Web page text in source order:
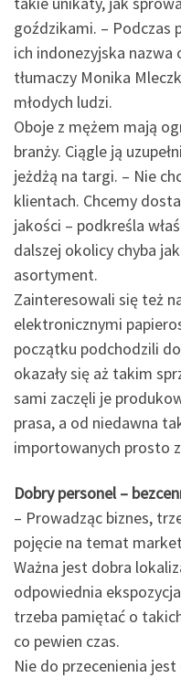
goździkami. – Podczas
ich indonezyjska nazwa
tłumaczy Monika
młodych ludzi.
Oboje z mężem mają
branży. Ciągle ją
jeżdżą na targi. – Nie
klientach. Chcemy
jakości – podkreśla
dalszej okolicy chyba
asortyment.
Zainteresowali się też
elektronicznymi
początku podchodzili
okazały się aż takim
sami zaczęli je
prasa, a od niedawna
importowanych prosto
Dobry personel –
– Prowadząc biznes,
pojęcie na temat
Ważna jest dobra
odpowiednia
trzeba pamiętać o
co pewien czas.
Nie do przecenienia